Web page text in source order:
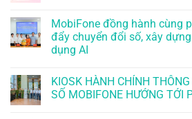
MobiFone đồng hành cùng
đẩy chuyển đổi số, xây
dụng AI
KIOSK HÀNH CHÍNH
SỐ MOBIFONE HƯỚNG TỚI